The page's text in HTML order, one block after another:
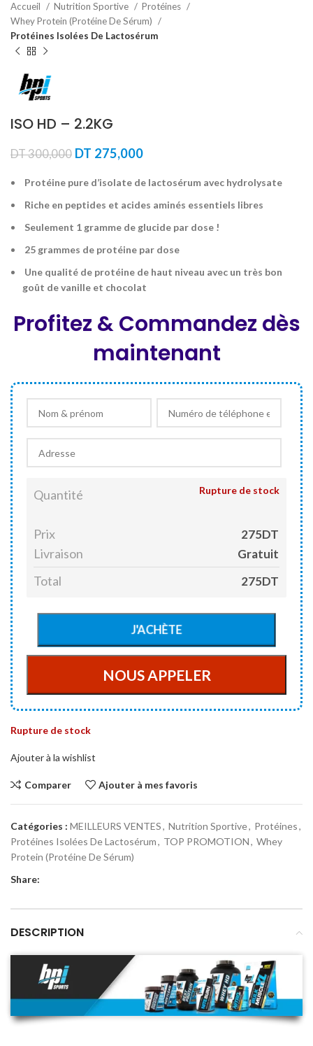
Accueil Nutrition Sportive
Protéines
Whey Protein (Protéine De Sérum)
Protéines Isolées De Lactosérum
ISO HD – 2.2KG
DT300,000 Le
initial
DT 300,000.
DT 275,000Le
actuel
DT 275,000.
Protéine pure d’isolate de lactosérum avec hydrolysate
Riche en peptides et acides aminés essentiels libres
Seulement 1 gramme de glucide par dose !
25 grammes de protéine par dose
Une qualité de protéine de haut niveau avec un très bon
goût de vanille et chocolat
Profitez & Commandez dès
maintenant
Quantité Rupture de stock
Prix 275DT
Livraison Gratuit
Total 275DT
Rupture de stock
Ajouter à la wishlist
Comparer Ajouter à mes favoris
Catégories : MEILLEURS VENTES, Nutrition Sportive, Protéines,
Protéines Isolées De Lactosérum, TOP PROMOTION, Whey
Protein (Protéine De Sérum)
Share:
DESCRIPTION